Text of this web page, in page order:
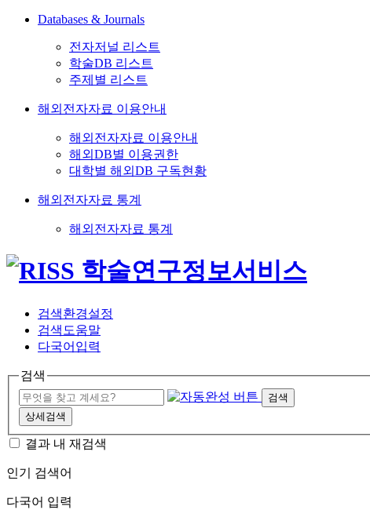
Databases & Journals
전자저널 리스트
학술DB 리스트
주제별 리스트
해외전자자료 이용안내
해외전자자료 이용안내
해외DB별 이용권한
대학별 해외DB 구독현황
해외전자자료 통계
해외전자자료 통계
검색환경설정
검색도움말
다국어입력
검색
검색
상세검색
결과 내 재검색
인기 검색어
다국어 입력